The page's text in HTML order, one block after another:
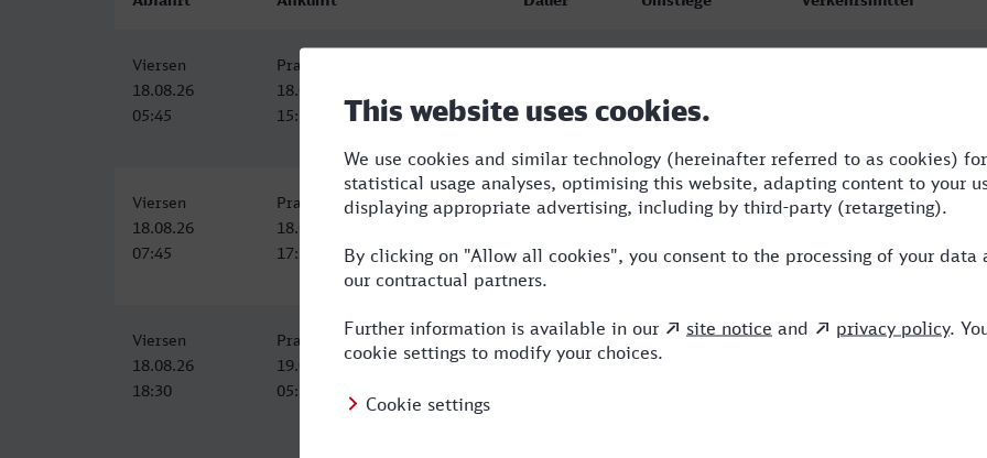
Viersen
18.08.26
05:45
Praha-Holesovice
18.08.26
15:15
Viersen
18.08.26
07:45
Praha hl.n.
18.08.26
17:25
9:40 2 RB,RJ,ICE
Viersen
18.08.26
18:30
Praha hl.n.
19.08.26
05:25
10:55 2 RE,RJ,ICE